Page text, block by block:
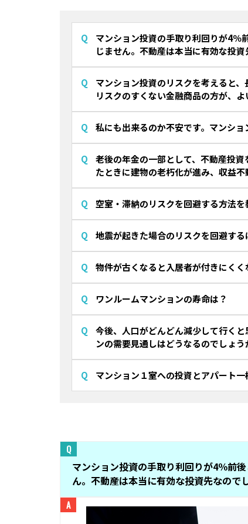
マンション投資の手取り利回りが4％
じません。不動産は本当に有効な投
マンション投資のリスクを考えると
リスクのすくない金融商品の方が、
私にも出来るのか不安です。マンショ
老後の年金の一部として、不動産投
たときに建物の老朽化が進み、収益
空室・滞納のリスクを回避する方法を
地震が起きた場合のリスクを回避する
物件が古くなると入居者が付きにく
ワンルームマンションの寿命は？
今後、人口がどんどん減少して行く
ンの需要見通しはどうなるのでしょう
マンション１室への投資とアパート
マンション投資の手取り利回りが4％前
ん。不動産は本当に有効な投資先なので